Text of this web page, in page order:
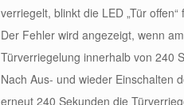
verriegelt, blinkt die LED „Tür
Der Fehler wird angezeigt, wenn
Türverriegelung innerhalb von 240
Nach Aus- und wieder Einschalten
erneut 240 Sekunden die